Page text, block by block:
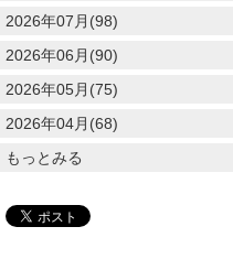
2026年07月(98)
2026年06月(90)
2026年05月(75)
2026年04月(68)
もっとみる